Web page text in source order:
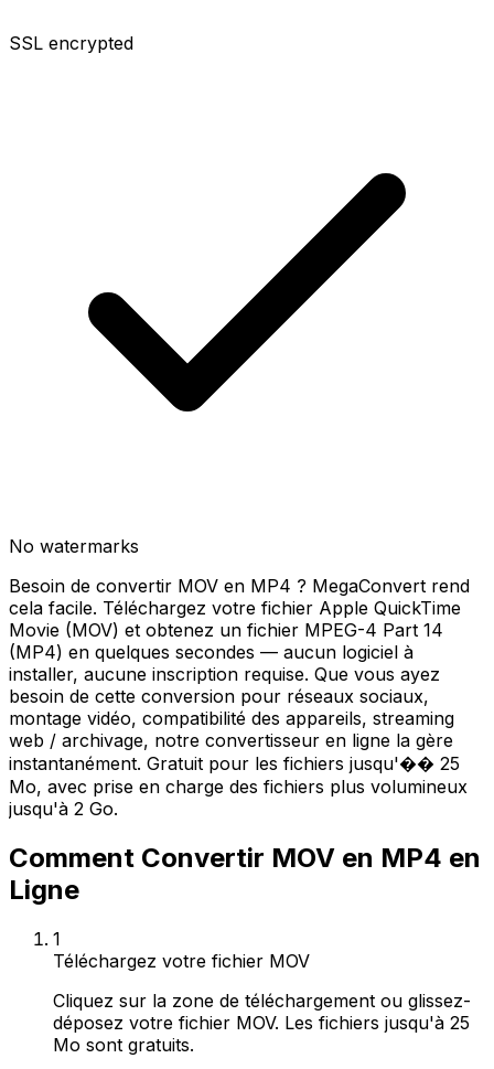
SSL encrypted
No watermarks
Besoin de convertir MOV en MP4 ? MegaConvert rend
cela facile. Téléchargez votre fichier Apple QuickTime
Movie (MOV) et obtenez un fichier MPEG-4 Part 14
(MP4) en quelques secondes — aucun logiciel à
installer, aucune inscription requise. Que vous ayez
besoin de cette conversion pour réseaux sociaux,
montage vidéo, compatibilité des appareils, streaming
web / archivage, notre convertisseur en ligne la gère
instantanément. Gratuit pour les fichiers jusqu'�� 25
Mo, avec prise en charge des fichiers plus volumineux
jusqu'à 2 Go.
Comment Convertir MOV en MP4 en
Ligne
1
Téléchargez votre fichier MOV
Cliquez sur la zone de téléchargement ou glissez-
déposez votre fichier MOV. Les fichiers jusqu'à 25
Mo sont gratuits.